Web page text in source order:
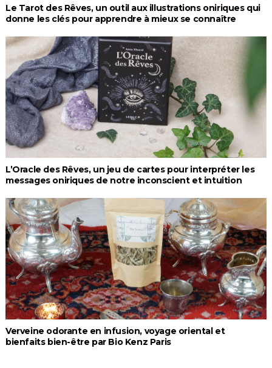
Le Tarot des Rêves, un outil aux illustrations oniriques qui
donne les clés pour apprendre à mieux se connaître
L’Oracle des Rêves, un jeu de cartes pour interpréter les
messages oniriques de notre inconscient et intuition
Verveine odorante en infusion, voyage oriental et
bienfaits bien-être par Bio Kenz Paris